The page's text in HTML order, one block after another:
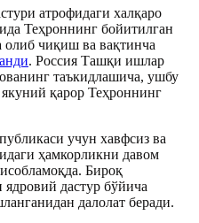
атрофидаги халқаро
Теҳроннинг бойитилган
олиб чиқиш ва вақтинча
. Россия Ташқи ишлар
таъкидлашича, ушбу
қарор Теҳроннинг
учун хавфсиз ва
ҳамкорликни давом
Бироқ
дастур бўйича
далолат беради.